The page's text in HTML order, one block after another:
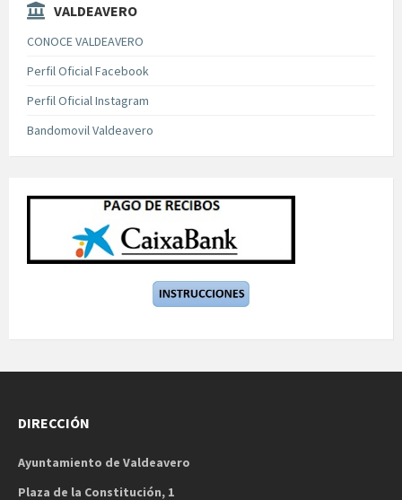
VALDEAVERO
CONOCE VALDEAVERO
Perfil Oficial Facebook
Perfil Oficial Instagram
Bandomovil Valdeavero
DIRECCIÓN
Ayuntamiento de Valdeavero
Plaza de la Constitución, 1